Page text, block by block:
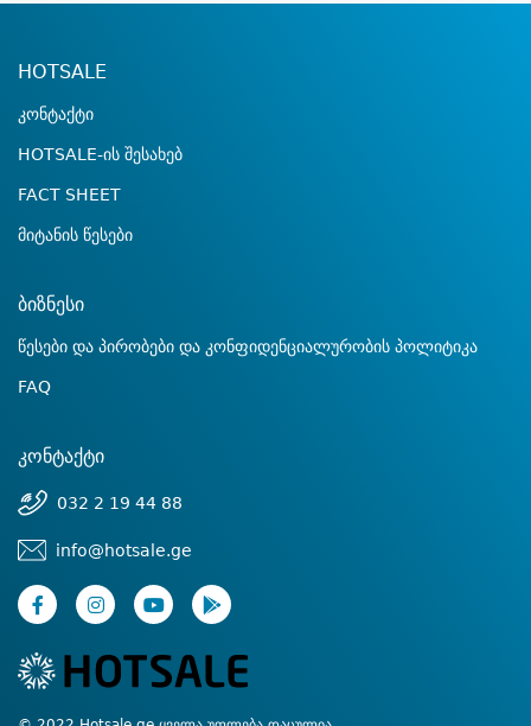
HOTSALE
კონტაქტი
HOTSALE-ის შესახებ
FACT SHEET
მიტანის წესები
ბიზნესი
წესები და პირობები და კონფიდენციალურობის პოლიტიკა
FAQ
კონტაქტი
032 2 19 44 88
info@hotsale.ge